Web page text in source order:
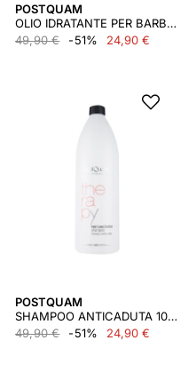
POSTQUAM
OLIO IDRATANTE PER BARBA 30ml
49,90 €
-51% 24,90 €
POSTQUAM
SHAMPOO ANTICADUTA 1000 ML.
49,90 €
-51% 24,90 €